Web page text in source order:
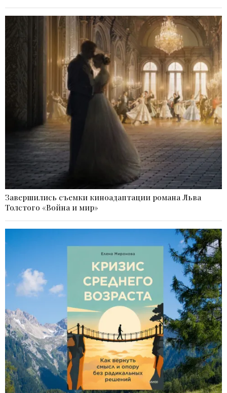
Завершились съемки киноадаптации романа Льва
Толстого «Война и мир»